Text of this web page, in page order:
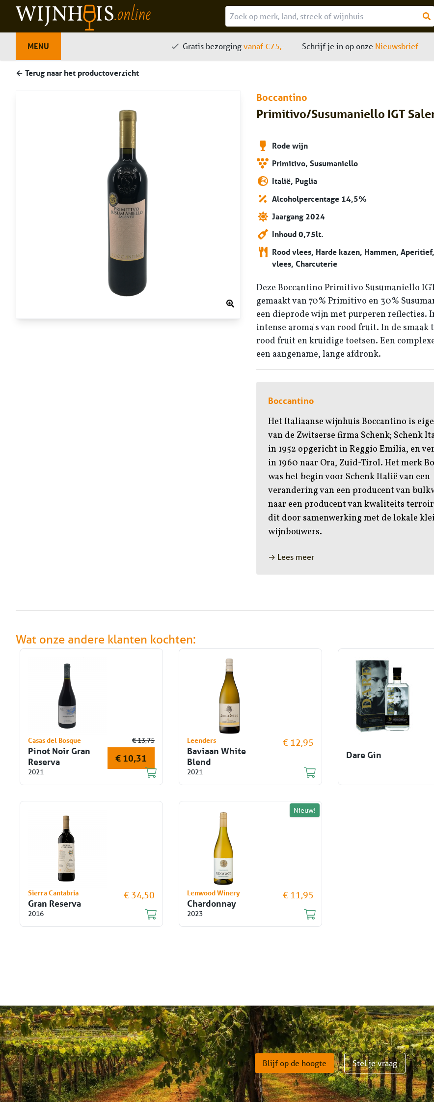
MENU Gratis bezorgingvanaf €75,- Schrijf je in op onze Nieuwsbrief
Home Veelgestelde vragen
← Terug naar het productoverzicht
Boccantino
Primitivo/Susumaniello IGT
Rode wijn
Primitivo, Susumaniello
Italië, Puglia
Alcoholpercentage 14,5%
Jaargang 2024
Inhoud 0,75lt.
Rood vlees, Harde kazen, Hammen,
vlees, Charcuterie
Deze Boccantino Primitivo Susumaniello
gemaakt van 70% Primitivo en 30%
een dieprode wijn met purperen reflecties.
intense aroma's van rood fruit. In de smaak
rood fruit en kruidige toetsen. Een
een aangename, lange afdronk.
Boccantino
Het Italiaanse wijnhuis Boccantino is
van de Zwitserse firma Schenk; Schenk
in 1952 opgericht in Reggio Emilia, en
in 1960 naar Ora, Zuid-Tirol. Het merk
was het begin voor Schenk Italië van een
verandering van een producent van
naar een producent van kwaliteits
dit door samenwerking met de lokale
wijnbouwers.
→ Lees meer
Wat onze andere klanten kochten:
Casas del Bosque
Pinot Noir Gran
Reserva
2021
€ 13,75
€ 10,31
Leenders
Baviaan White
Blend
2021
€ 12,95
Dare Gin
Sierra Cantabria
Gran Reserva
2016
€ 34,50
Nieuw!
Lenwood Winery
Chardonnay
2023
€ 11,95
Blijf op de hoogte Stel je vraag